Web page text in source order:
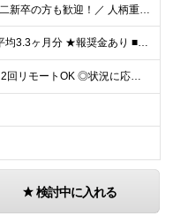
＼経験浅めOK！第二新卒の方も歓迎！／ 人柄重視の採用を実施中！ 「今の環境や働き方を変えたい」 そんな想いをお持ちの方、大歓迎です◎ 実際に、様々な経歴を持つ先輩も多数活躍しています！ ★営業経験
★賞与昨年度実績平均3.3ヶ月分 ★報奨金あり ■月給26万～32万円＋各種手当＋賞与年2回 ※経験、スキルなどを考慮したうえ、決定します ※残業代は全額支給いたします ※試用期間3ヵ月あり。期間
◎ゆくゆくは週1～2回リモートOK ◎状況に応じて直行直帰可 ◎転勤はありません 【本社】 東京都千代田区神田三崎町3-10-16 【埼玉営業所】 埼玉県さいたま市北区日進町1-683-3 (変
検討中に入れる